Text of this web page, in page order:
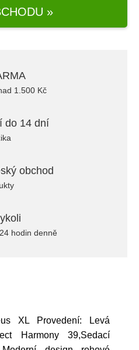
»
1.500 Kč
do 14 dní
obchod
hodin denně
XL Provedení: Levá
Harmony 39,Sedací